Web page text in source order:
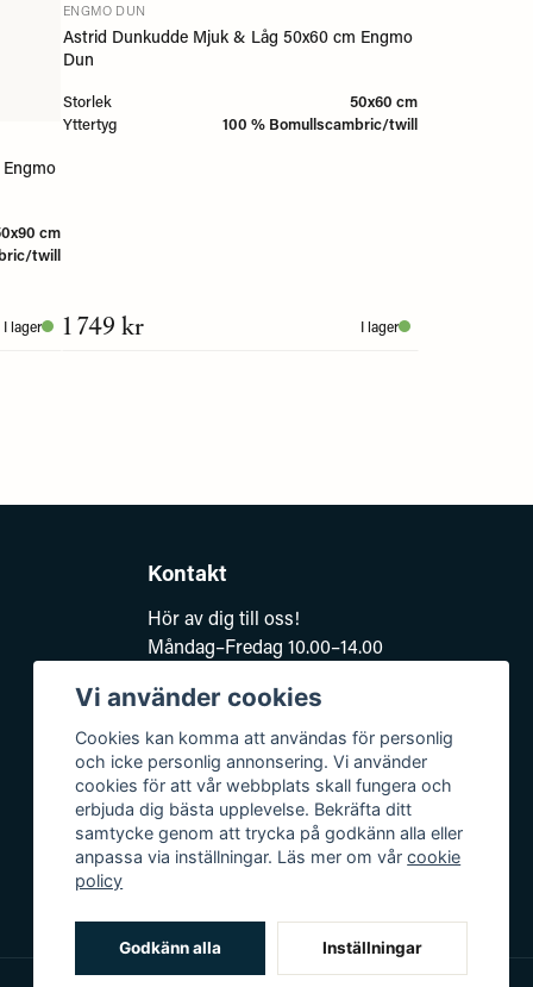
cm
twill
I lager
ENGMO DUN
Astrid Dunkudde Mjuk & Låg 50x60 cm Engmo
Dun
Storlek
50x60 cm
Yttertyg
100 % Bomullscambric/twill
1 749 kr I lager
Kontakt
Hör av dig till oss!
Måndag–Fredag 10.00–14.00
kundsupport@baddkompaniet.se
Telefon:044-813 00
Org.nr 5594278177
Björkhagavägen 11
28832 Vinslöv
Vi använder cookies
Cookies kan komma att användas för personlig
och icke personlig annonsering. Vi använder
cookies för att vår webbplats skall fungera och
erbjuda dig bästa upplevelse. Bekräfta ditt
samtycke genom att trycka på godkänn alla eller
anpassa via inställningar. Läs mer om vårcookie
policy
Godkänn alla Inställningar